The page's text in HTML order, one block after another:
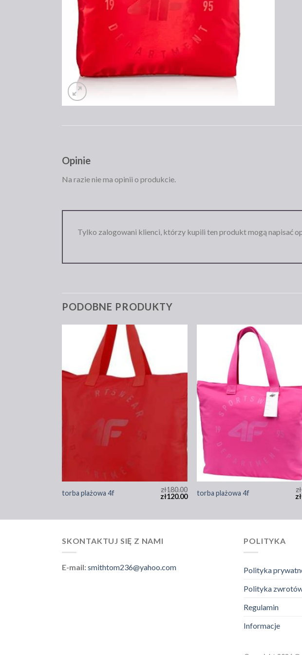
Opinie
Na razie nie ma opinii o produkcie.
Tylko zalogowani klienci, którzy kupili ten produkt mogą napisać
PODOBNE PRODUKTY
torba plażowa 4f zł180.00
zł120.00 torba plażowa 4f zł
zł
SKONTAKTUJ SIĘ Z NAMI
E-mail:smithtom236@yahoo.com
POLITYKA
Polityka
Polityka
Regulamin
Informacje